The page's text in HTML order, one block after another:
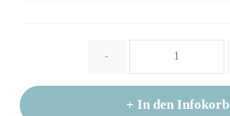
-
+ In den Infokorb